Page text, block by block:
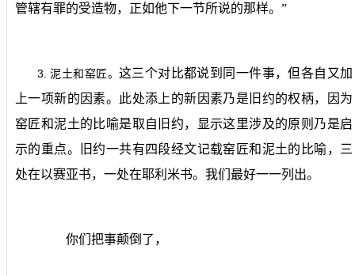
管辖有罪的受造物，正如他下一节所说的那样。”
3.泥土和窑匠。 这三个对比都说到同一件事，但各自又加
上一项新的因素。此处添上的新因素乃是旧约的权柄，因为
窑匠和泥土的比喻是取自旧约，显示这里涉及的原则乃是启
示的重点。旧约一共有四段经文记载窑匠和泥土的比喻，三
处在以赛亚书，一处在耶利米书。我们最好一一列出。
你们把事颠倒了，